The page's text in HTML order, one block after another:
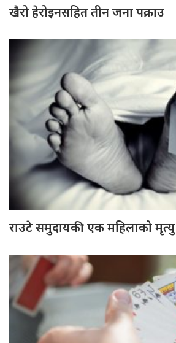
खैरो हेरोइनसहित तीन जना पक्राउ
राउटे समुदायकी एक महिलाको मृत्यु